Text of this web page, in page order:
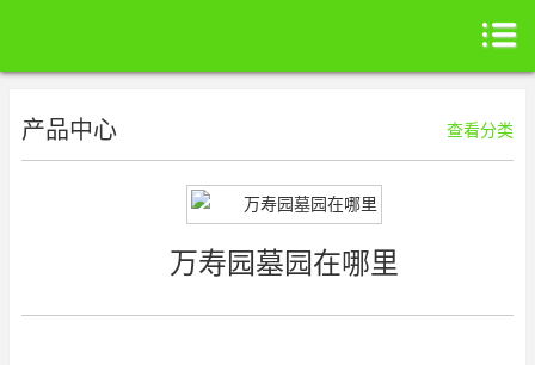
产品中心 查看分类
万寿园墓园在哪里